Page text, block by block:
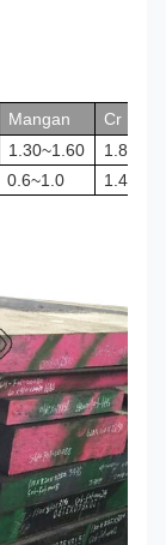
Mangan
Cr
1.30~1.60
0.6~1.0 1.4~2.0